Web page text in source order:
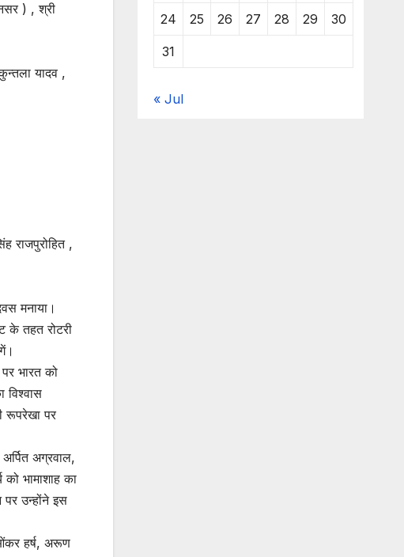
) , श्री
यादव ,
राजपुरोहित ,
मनाया।
के तहत रोटरी
भारत को
विश्वास
रूपरेखा पर
अग्रवाल,
भामाशाह का
पर उन्होंने इस
ओंकर हर्ष, अरूण
24 25 26 27 28 29 30
31
« Jul